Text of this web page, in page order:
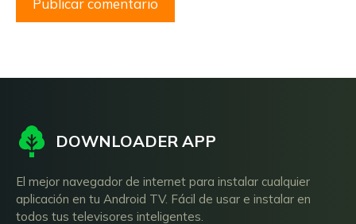
DOWNLOADER APP
El mejor navegador de internet para instalar cualquier
aplicación en tu Android TV. Fácil de usar e instalar en
todos tus televisores inteligentes.